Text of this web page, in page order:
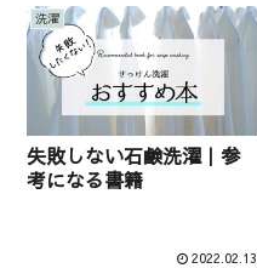
洗濯
失敗しない石鹸洗濯｜参
考になる書籍
2022.02.13